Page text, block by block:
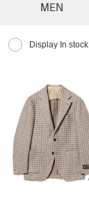
MEN
Display In stock